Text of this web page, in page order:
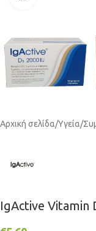
Αρχική σελίδα/Υγεία/
IgActive Vitamin